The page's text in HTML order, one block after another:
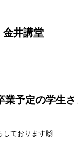
井講堂
業予定の学生さ
しております🙌